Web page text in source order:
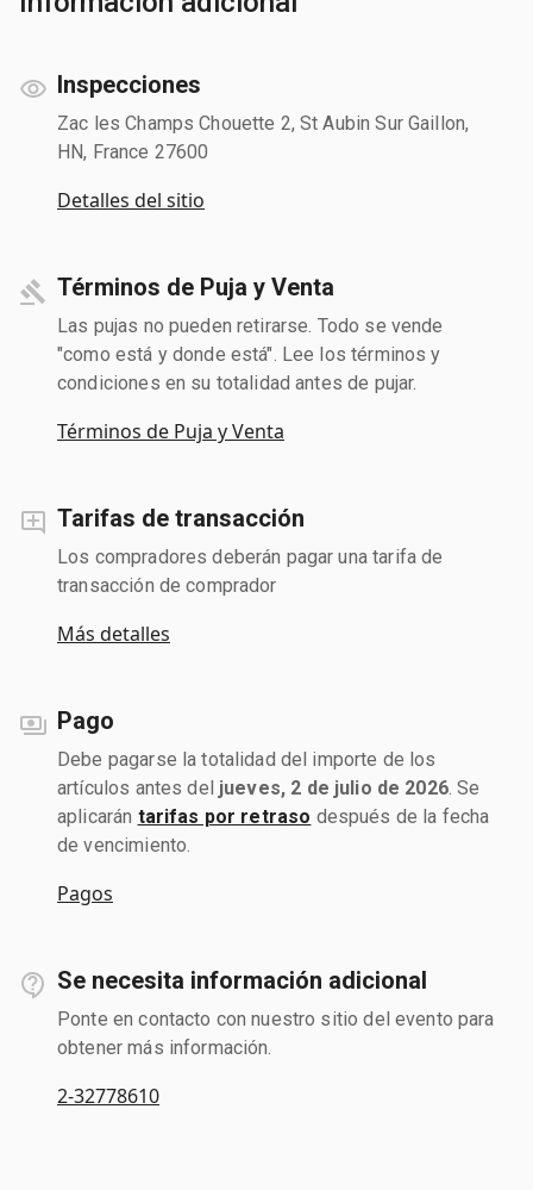
Inspecciones
Zac les Champs Chouette 2, St Aubin Sur Gaillon,
HN, France 27600
Detalles del sitio
Términos de Puja y Venta
Las pujas no pueden retirarse. Todo se vende
"como está y donde está". Lee los términos y
condiciones en su totalidad antes de pujar.
Términos de Puja y Venta
Tarifas de transacción
Los compradores deberán pagar una tarifa de
transacción de comprador
Más detalles
Pago
Debe pagarse la totalidad del importe de los
artículos antes del jueves, 2 de julio de 2026. Se
aplicarán tarifas por retraso después de la fecha
de vencimiento.
Pagos
Se necesita información adicional
Ponte en contacto con nuestro sitio del evento para
obtener más información.
2-32778610